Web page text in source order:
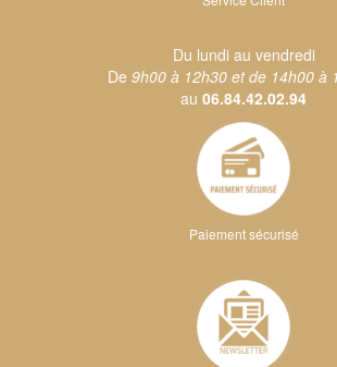
Du lundi au vendredi
De 9h00 à 12h30 et de 14h00 à
au 06.84.42.02.94
Paiement sécurisé